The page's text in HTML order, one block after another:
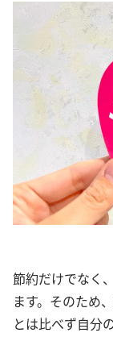
節約だけでなく
ます。そのため
とは比べず自分